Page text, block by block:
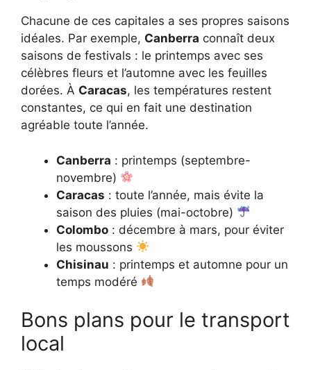
Chacune de ces capitales a ses propres saisons
idéales. Par exemple, Canberra connaît deux
saisons de festivals : le printemps avec ses
célèbres fleurs et l’automne avec les feuilles
dorées. À Caracas, les températures restent
constantes, ce qui en fait une destination
agréable toute l’année.
Canberra : printemps (septembre-
novembre)
Caracas : toute l’année, mais évite la
saison des pluies (mai-octobre)
Colombo : décembre à mars, pour éviter
les moussons
Chisinau : printemps et automne pour un
temps modéré
Bons plans pour le transport
local